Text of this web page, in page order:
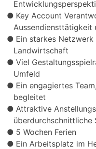
Key Account
Aussendiensttätigkeit
Ein starkes
Landwirtschaft
Viel
Umfeld
Ein engagiertes
begleitet
Attraktive
überdurchschnittliche
5 Wochen Ferien
Ein Arbeitsplatz im